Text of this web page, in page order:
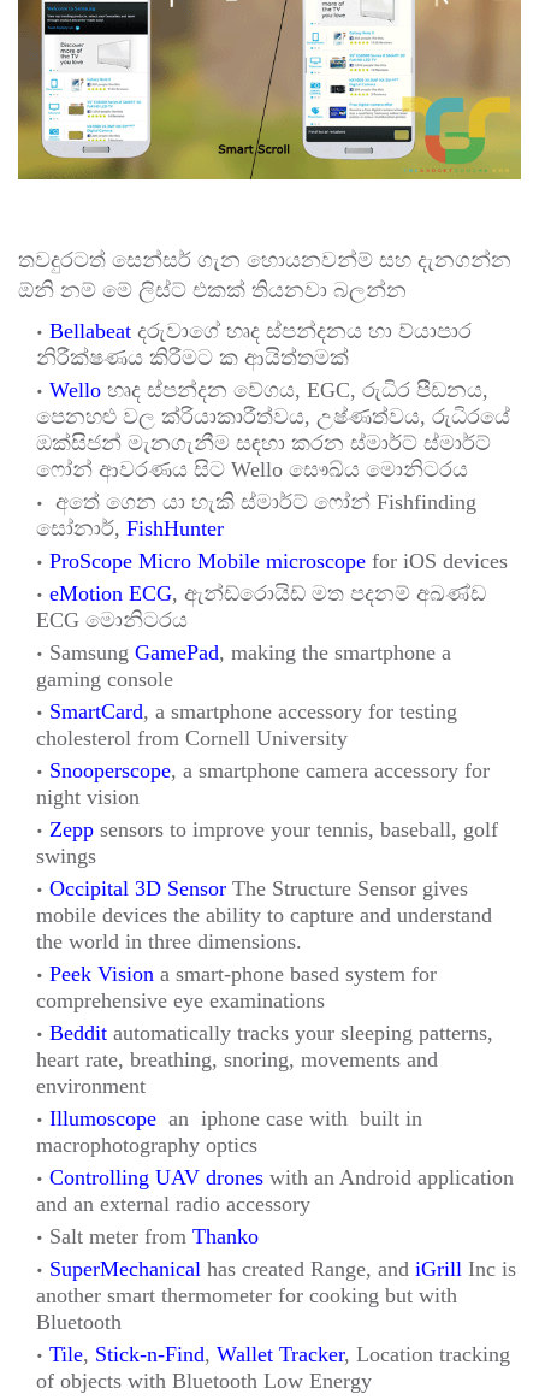
තවදුරටත් සෙන්සර් ගැන හොයනවන්ම් සහ දැනගන්න
ඕනි නම් මේ ලිස්ට් එකක් තියනවා බලන්න
Bellabeat දරුවාගේ හෘද ස්පන්දනය හා ව්යාපාර
නිරීක්ෂණය කිරීමට ක ආයිත්තමක්
Wello හෘද ස්පන්දන වේගය, EGC, රුධිර පීඩනය,
පෙනහළු වල ක්රියාකාරීත්වය, උෂ්ණත්වය, රුධිරයේ
ඔක්සිජන් මැනගැනීම සඳහා කරන ස්මාර්ට් ස්මාර්ට්
ෆෝන් ආවරණය සිට Wello සෞඛ්ය මොනිටරය
අතේ ගෙන යා හැකි ස්මාර්ට් ෆෝන් Fishfinding
සෝනාර්, FishHunter
ProScope Micro Mobile microscope for iOS devices
eMotion ECG, ඇන්ඩ්රොයිඩ් මත පදනම් අඛණ්ඩ
ECG මොනිටරය
Samsung GamePad, making the smartphone a
gaming console
SmartCard, a smartphone accessory for testing
cholesterol from Cornell University
Snooperscope, a smartphone camera accessory for
night vision
Zepp sensors to improve your tennis, baseball, golf
swings
Occipital 3D Sensor The Structure Sensor gives
mobile devices the ability to capture and understand
the world in three dimensions.
Peek Vision a smart-phone based system for
comprehensive eye examinations
Beddit automatically tracks your sleeping patterns,
heart rate, breathing, snoring, movements and
environment
Illumoscope an iphone case with built in
macrophotography optics
Controlling UAV drones with an Android application
and an external radio accessory
Salt meter from Thanko
SuperMechanical has created Range, and iGrill Inc is
another smart thermometer for cooking but with
Bluetooth
Tile, Stick-n-Find, Wallet Tracker, Location tracking
of objects with Bluetooth Low Energy